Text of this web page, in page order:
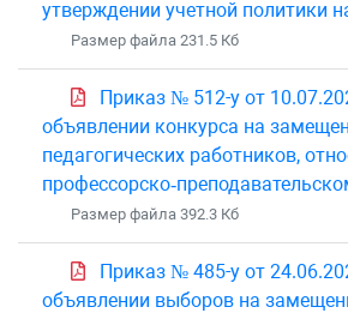
утверждении учетной политики
Размер файла 231.5 Кб
Приказ № 512-у от
объявлении конкурса на
педагогических работников,
Размер файла 392.3 Кб
Приказ № 485-у от
объявлении выборов на